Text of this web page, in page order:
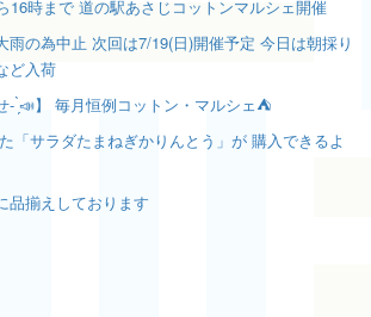
16時まで 道の駅あさじコットンマルシェ開催
雨の為中止 次回は7/19(日)開催予定 今日は朝採り
ど入荷
- ̗̀📣】 毎月恒例コットン・マルシェ⛺️
「サラダたまねぎかりんとう」が 購入できるよ
品揃えしております